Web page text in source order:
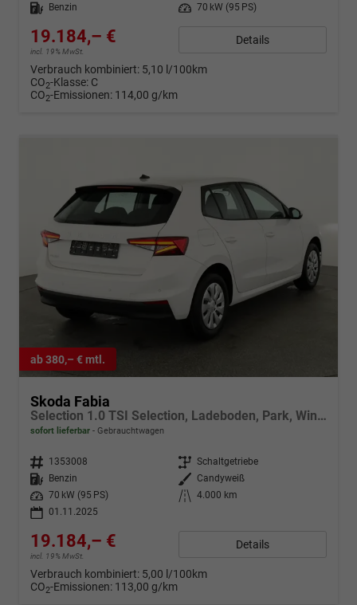
Kraftstoff
Benzin Leistung 70 kW (95 PS)
19.184,– €
incl. 19% MwSt.
Details
Verbrauch kombiniert: 5,10 l/100km
CO2-Klasse: C
CO2-Emissionen: 114,00 g/km
ab 380,– € mtl.
Skoda Fabia
Selection 1.0 TSI Selection, Ladeboden, Park, Winterpaket, SmartLink, 4-J Garantie
sofort lieferbar Gebrauchtwagen
Fahrzeugnr. 1353008 Getriebe Schaltgetriebe
Kraftstoff
Benzin Außenfarbe Candyweiß
Leistung
70 kW (95 PS) Kilometerstand
4.000 km
01.11.2025
19.184,– €
incl. 19% MwSt.
Details
Verbrauch kombiniert: 5,00 l/100km
CO2-Emissionen: 113,00 g/km